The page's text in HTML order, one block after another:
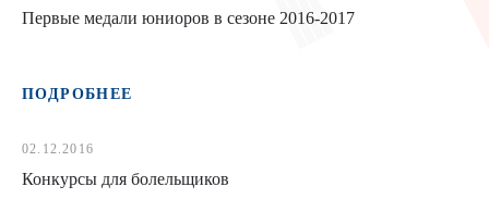
Первые медали юниоров в сезоне 2016-2017
ПОДРОБНЕЕ
02.12.2016
Конкурсы для болельщиков